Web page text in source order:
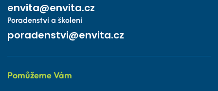
envita@envita.cz
Poradenství a školení
poradenstvi@envita.cz
Pomůžeme Vám